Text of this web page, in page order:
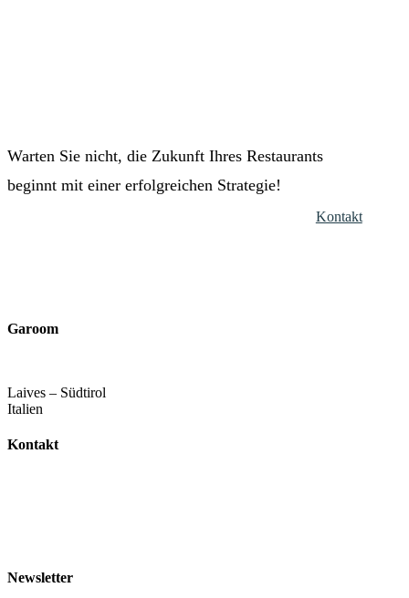
Warten Sie nicht, die Zukunft Ihres Restaurants
beginnt mit einer erfolgreichen Strategie!
Kontakt
Garoom
Laives – Südtirol
Italien
Kontakt
Newsletter